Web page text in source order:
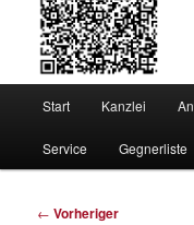
Start Kanzlei
Service Gegnerliste
Beitragsnavigation
← Vorheriger